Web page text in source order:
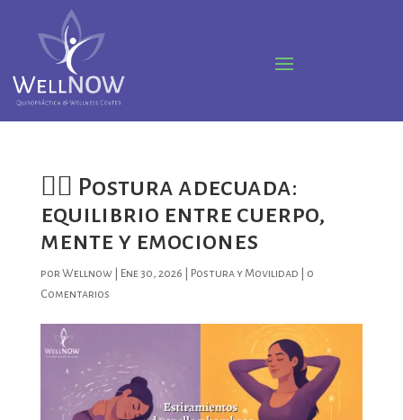
🧘‍♀️ Postura adecuada:
equilibrio entre cuerpo,
mente y emociones
por Wellnow| Ene 30, 2026 Postura y Movilidad
0
Comentarios